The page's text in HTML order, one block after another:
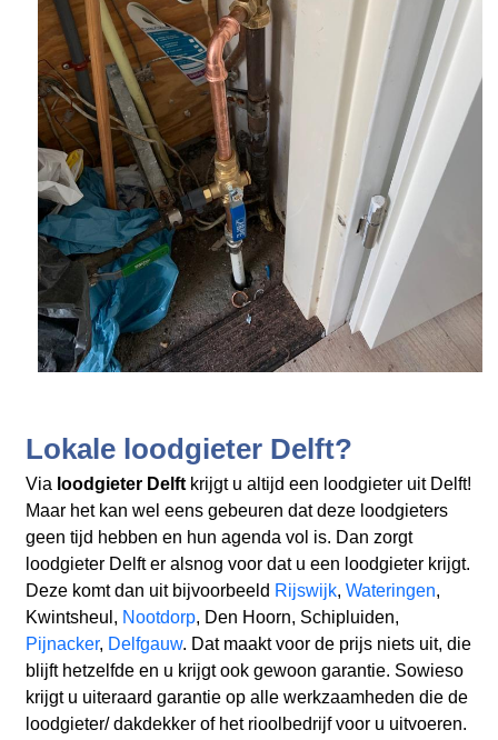
Lokale loodgieter Delft?
Via loodgieter Delftkrijgt u altijd een loodgieter uit Delft!
Maar het kan wel eens gebeuren dat deze loodgieters
geen tijd hebben en hun agenda vol is. Dan zorgt
loodgieter Delft er alsnog voor dat u een loodgieter krijgt.
Deze komt dan uit bijvoorbeeld Rijswijk, Wateringen,
Kwintsheul, Nootdorp, Den Hoorn, Schipluiden,
Pijnacker, Delfgauw. Dat maakt voor de prijs niets uit, die
blijft hetzelfde en u krijgt ook gewoon garantie. Sowieso
krijgt u uiteraard garantie op alle werkzaamheden die de
loodgieter/ dakdekker of het rioolbedrijf voor u uitvoeren.